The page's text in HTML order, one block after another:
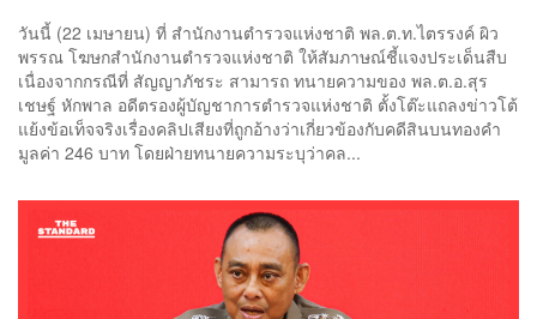
วันนี้ (22 เมษายน) ที่ สำนักงานตำรวจแห่งชาติ พล.ต.ท.ไตรรงค์ ผิว
พรรณ โฆษกสำนักงานตำรวจแห่งชาติ ให้สัมภาษณ์ชี้แจงประเด็นสืบ
เนื่องจากกรณีที่ สัญญาภัชระ สามารถ ทนายความของ พล.ต.อ.สุร
เชษฐ์ หักพาล อดีตรองผู้บัญชาการตำรวจแห่งชาติ ตั้งโต๊ะแถลงข่าวโต้
แย้งข้อเท็จจริงเรื่องคลิปเสียงที่ถูกอ้างว่าเกี่ยวข้องกับคดีสินบนทองคำ
มูลค่า 246 บาท โดยฝ่ายทนายความระบุว่าคล...